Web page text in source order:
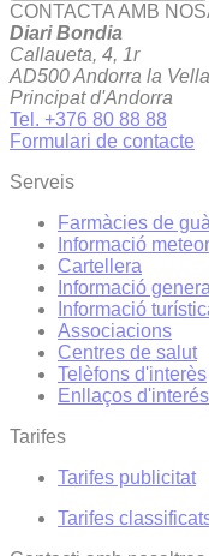
CONTACTA AMB
Diari Bondia
Callaueta, 4, 1r
AD500 Andorra la Vella
Principat d'Andorra
Tel. +376 80 88 88
Formulari de contacte
Serveis
Farmàcies de
Informació
Cartellera
Informació general
Informació
Associacions
Centres de salut
Telèfons d'interès
Enllaços d'interés
Tarifes
Tarifes publicitat
Tarifes